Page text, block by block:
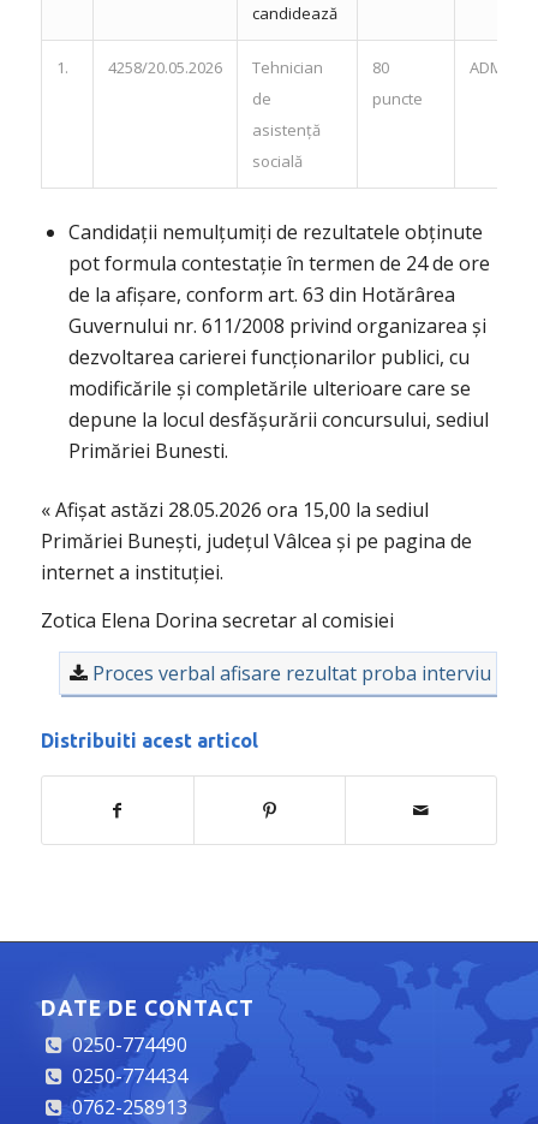
candidează
1. 4258/20.05.2026
Tehnician
de
asistență
socială
80
puncte
ADMIS
Candidații nemulțumiți de rezultatele obținute
pot formula contestație în termen de 24 de ore
de la afișare, conform art. 63 din Hotărârea
Guvernului nr. 611/2008 privind organizarea și
dezvoltarea carierei funcționarilor publici, cu
modificările și completările ulterioare care se
depune la locul desfășurării concursului, sediul
Primăriei Bunesti.
« Afișat astăzi 28.05.2026 ora 15,00 la sediul
Primăriei Bunești, județul Vâlcea și pe pagina de
internet a instituției.
Zotica Elena Dorina secretar al comisiei
Proces verbal afisare rezultat proba interviu
Distribuiti acest articol
DATE DE CONTACT
0250-774490
0250-774434
0762-258913